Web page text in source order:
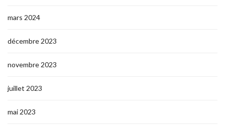
mars 2024
décembre 2023
novembre 2023
juillet 2023
mai 2023